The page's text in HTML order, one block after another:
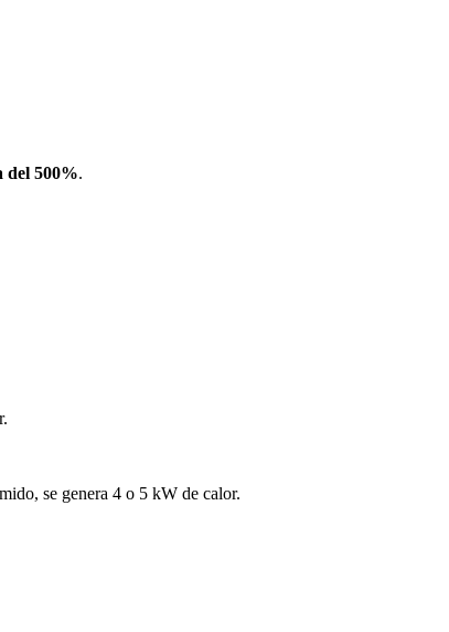
del 500%.
se genera 4 o 5 kW de calor.